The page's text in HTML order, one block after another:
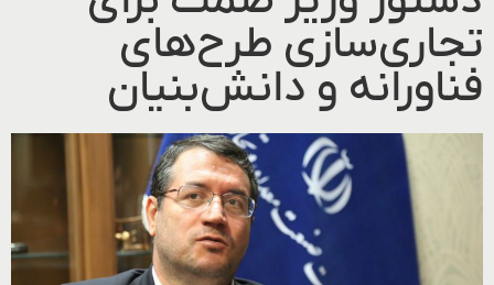
تجاری‌سازی طرح‌های
فناورانه و دانش‌بنیان